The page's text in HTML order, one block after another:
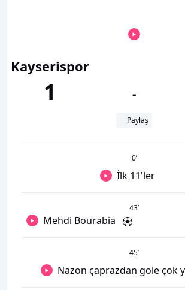
Kayserispor
1 -
Paylaş
0’
İlk 11'ler
43’
Mehdi Bourabia
45’
Nazon çaprazdan gole çok